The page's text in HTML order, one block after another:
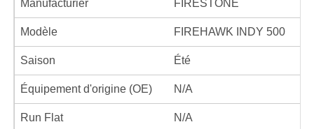
Manufacturier FIRESTONE
Modèle FIREHAWK INDY 500
Saison Été
Équipement d'origine (OE) N/A
Run Flat N/A